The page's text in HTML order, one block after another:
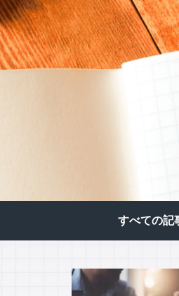
TMJ Generative
CXデザインコンサ
BPOデザイン
NPS導入支援サービ
人材育成・研修
WEB制作サービス
すべての記